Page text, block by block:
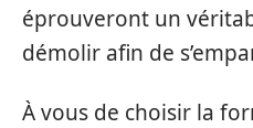
éprouveront un
démolir afin de
À vous de choisir la